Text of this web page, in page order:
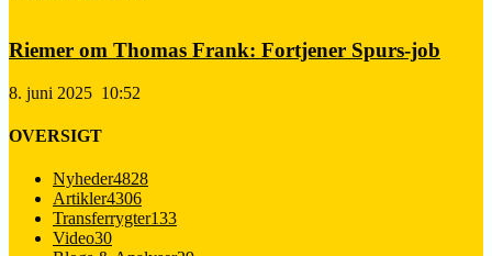
Riemer om Thomas Frank: Fortjener Spurs-job
8. juni 2025 10:52
OVERSIGT
Nyheder4828
Artikler4306
Transferrygter133
Video30